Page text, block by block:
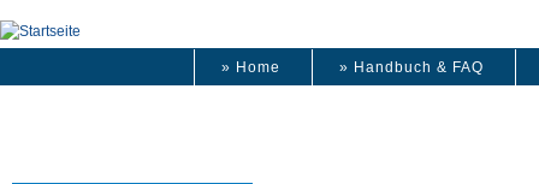
» Home » Handbuch & FAQ